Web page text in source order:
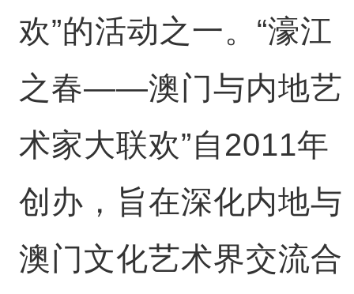
欢”的活动之一。“濠江
之春——澳门与内地艺
术家大联欢”自2011年
创办，旨在深化内地与
澳门文化艺术界交流合